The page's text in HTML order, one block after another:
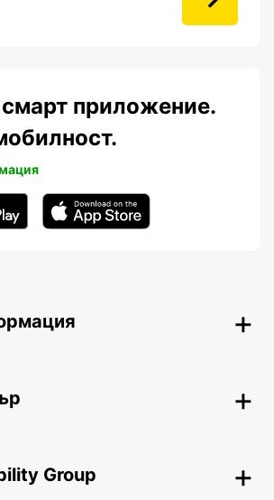
приложение.
Group